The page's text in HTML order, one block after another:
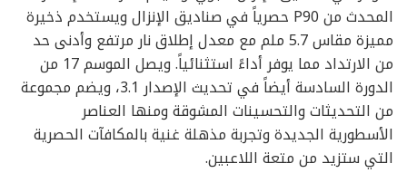
المحدث من P90 حصرياً في صناديق الإنزال ويستخدم ذخيرة
مميزة مقاس 5.7 ملم مع معدل إطلاق نار مرتفع وأدنى حد
من الارتداد مما يوفر أداءً استثنائياً. ويصل الموسم 17 من
الدورة السادسة أيضاً في تحديث الإصدار 3.1، ويضم مجموعة
من التحديثات والتحسينات المشوقة ومنها العناصر
الأسطورية الجديدة وتجربة مذهلة غنية بالمكافآت الحصرية
التي ستزيد من متعة اللاعبين.